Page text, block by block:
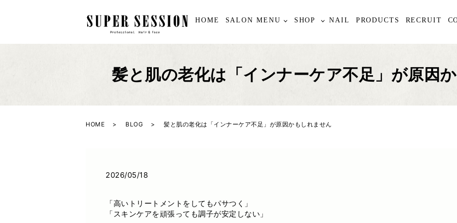
HOME SALON MENU SHOP NAIL PRODUCTS RECRUIT
髪と肌の老化は「インナーケア不足」が原因
HOME BLOG 髪と肌の老化は「インナーケア不足」が原因かもしれません
2026/05/18
「高いトリートメントをしてもパサつく」
「スキンケアを頑張っても調子が安定しない」